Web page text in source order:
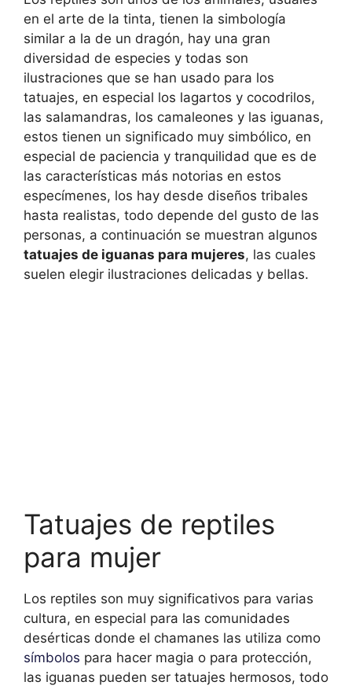
en el arte de la tinta, tienen la simbología
similar a la de un dragón, hay una gran
diversidad de especies y todas son
ilustraciones que se han usado para los
tatuajes, en especial los lagartos y cocodrilos,
las salamandras, los camaleones y las iguanas,
estos tienen un significado muy simbólico, en
especial de paciencia y tranquilidad que es de
las características más notorias en estos
especímenes, los hay desde diseños tribales
hasta realistas, todo depende del gusto de las
personas, a continuación se muestran algunos
tatuajes de iguanas para mujeres, las cuales
suelen elegir ilustraciones delicadas y bellas.
Tatuajes de reptiles
para mujer
Los reptiles son muy significativos para varias
cultura, en especial para las comunidades
desérticas donde el chamanes las utiliza como
símbolos para hacer magia o para protección,
las iguanas pueden ser tatuajes hermosos, todo